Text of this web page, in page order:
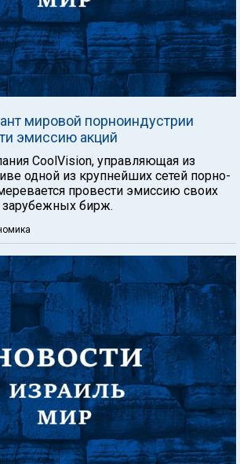
мировой порноиндустрии
эмиссию акций
CoolVision, управляющая из
одной из крупнейших сетей порно-
провести эмиссию своих
зарубежных бирж.